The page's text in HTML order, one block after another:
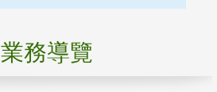
業務導覽